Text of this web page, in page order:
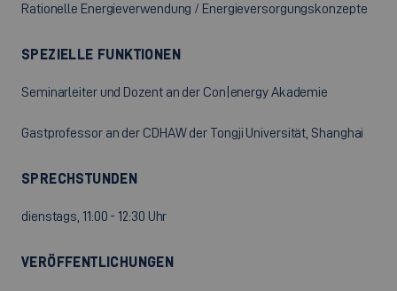
Rationelle Energieverwendung / Energieversorgungskonzepte
SPEZIELLE FUNKTIONEN
Seminarleiter und Dozent an der Con|energy Akademie
Gastprofessor an der CDHAW der Tongji Universität, Shanghai
SPRECHSTUNDEN
dienstags, 11:00 - 12:30 Uhr
VERÖFFENTLICHUNGEN